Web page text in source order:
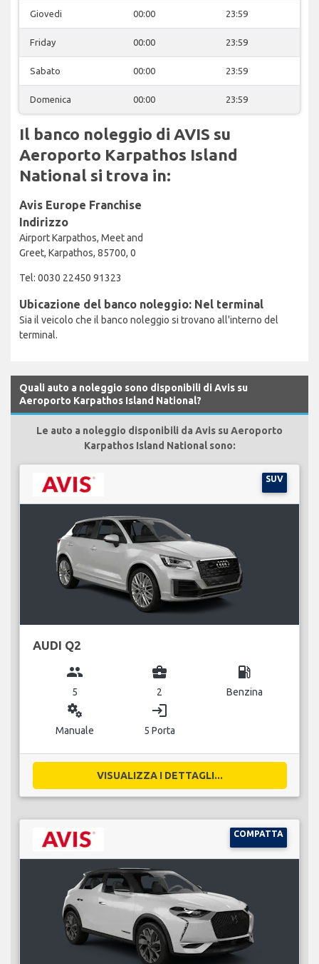
Giovedi 00:00 23:59
Friday 00:00 23:59
Sabato 00:00 23:59
Domenica 00:00 23:59
Il banco noleggio di AVIS su
Aeroporto Karpathos Island
National si trova in:
Avis Europe Franchise
Indirizzo
Airport Karpathos, Meet and
Greet, Karpathos, 85700, 0
Tel: 0030 22450 91323
Ubicazione del banco noleggio: Nel terminal
Sia il veicolo che il banco noleggio si trovano all'interno del
terminal.
Quali auto a noleggio sono disponibili di Avis su
Aeroporto Karpathos Island National?
Le auto a noleggio disponibili da Avis su Aeroporto
Karpathos Island National sono:
SUV
AUDI Q2
group
5
business_center
2
local_gas_station
Benzina
miscellaneous_services
Manuale
login
5 Porta
VISUALIZZA I DETTAGLI...
COMPATTA